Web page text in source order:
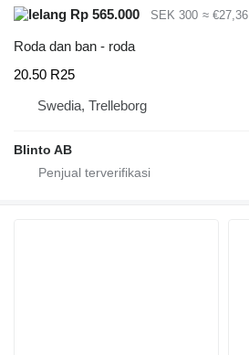
Rp 565.000
SEK 300 ≈ €27,36
Roda dan ban - roda
20.50 R25
Swedia, Trelleborg
Blinto AB